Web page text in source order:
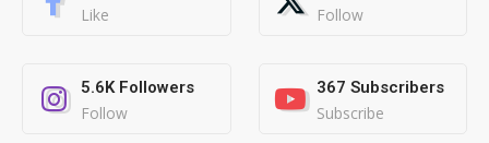
Like Follow
5.6K Followers
Follow
367 Subscribers
Subscribe